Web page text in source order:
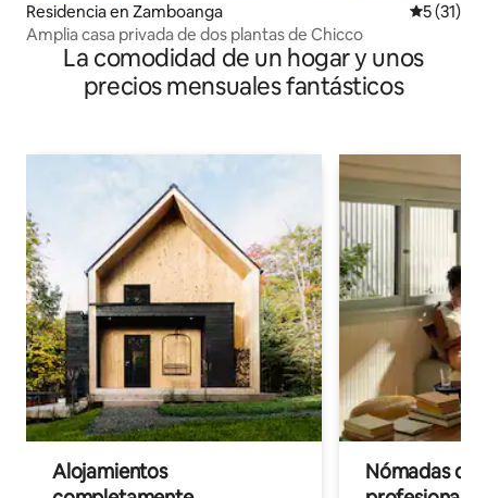
Residencia en Zamboanga
5 (31)
Amplia casa privada de dos plantas de Chicco
La comodidad de un hogar y unos
precios mensuales fantásticos
Alojamientos
Nómadas